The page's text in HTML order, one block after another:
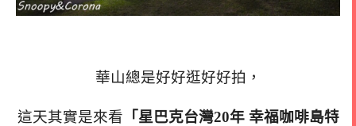
華山總是好好逛好好拍，
這天其實是來看 「星巴克台灣20年 幸福咖啡島特